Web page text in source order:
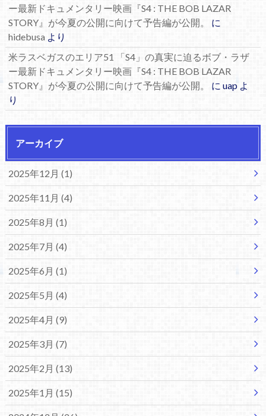
ー最新ドキュメンタリー映画『S4 : THE BOB LAZAR
STORY』が今夏の公開に向けて予告編が公開。
に
hidebusaより
米ラスベガスのエリア51 「S4」の真実に迫るボブ・ラザ
ー最新ドキュメンタリー映画『S4 : THE BOB LAZAR
STORY』が今夏の公開に向けて予告編が公開。
に uap よ
り
アーカイブ
2025年12月 (1)
2025年11月 (4)
2025年8月 (1)
2025年7月 (4)
2025年6月 (1)
2025年5月 (4)
2025年4月 (9)
2025年3月 (7)
2025年2月 (13)
2025年1月 (15)